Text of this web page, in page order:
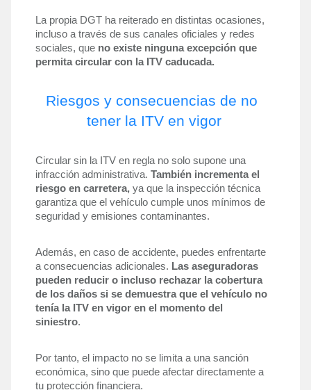
La propia DGT ha reiterado en distintas ocasiones,
incluso a través de sus canales oficiales y redes
sociales, que no existe ninguna excepción que
permita circular con la ITV caducada.
Riesgos y consecuencias de no
tener la ITV en vigor
Circular sin la ITV en regla no solo supone una
infracción administrativa. También incrementa el
riesgo en carretera, ya que la inspección técnica
garantiza que el vehículo cumple unos mínimos de
seguridad y emisiones contaminantes.
Además, en caso de accidente, puedes enfrentarte
a consecuencias adicionales. Las aseguradoras
pueden reducir o incluso rechazar la cobertura
de los daños si se demuestra que el vehículo no
tenía la ITV en vigor en el momento del
siniestro.
Por tanto, el impacto no se limita a una sanción
económica, sino que puede afectar directamente a
tu protección financiera.